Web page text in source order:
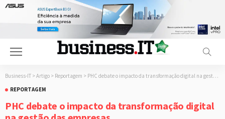
Business-IT > Artigo > Reportagem > PHC debate o impacto da transformação digital na gestão das empresas
REPORTAGEM
PHC debate o impacto da transformação digital